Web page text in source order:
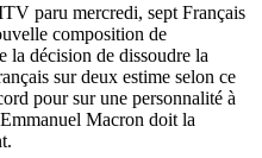
paru mercredi, sept Français
composition de
la décision de dissoudre la
sur deux estime selon ce
pour sur une personnalité à
Macron doit la